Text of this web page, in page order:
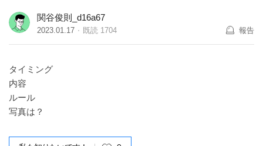
関谷俊則_d16a67
2023.01.17 既読 1704 報告
タイミング
内容
ルール
写真は？